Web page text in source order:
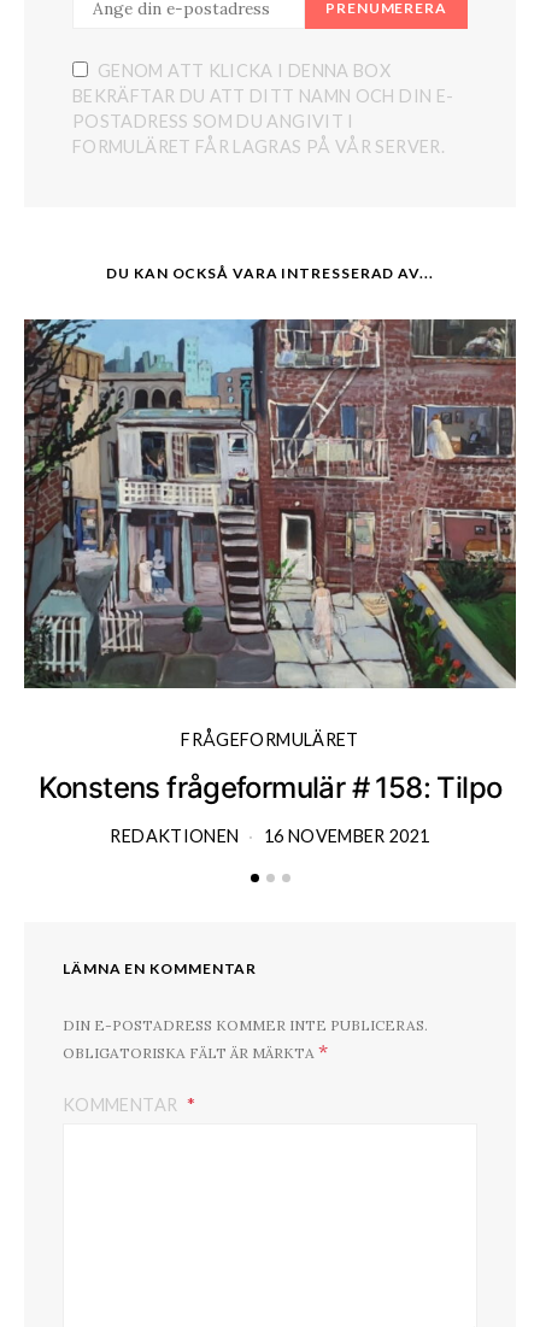
PRENUMERERA
GENOM ATT KLICKA I DENNA BOX
BEKRÄFTAR DU ATT DITT NAMN OCH DIN E-
POSTADRESS SOM DU ANGIVIT I
FORMULÄRET FÅR LAGRAS PÅ VÅR SERVER.
DU KAN OCKSÅ VARA INTRESSERAD AV...
FRÅGEFORMULÄRET
Konstens frågeformulär # 158: Tilpo
REDAKTIONEN 16 NOVEMBER 2021
LÄMNA EN KOMMENTAR
DIN E-POSTADRESS KOMMER INTE PUBLICERAS.
OBLIGATORISKA FÄLT ÄR MÄRKTA *
KOMMENTAR